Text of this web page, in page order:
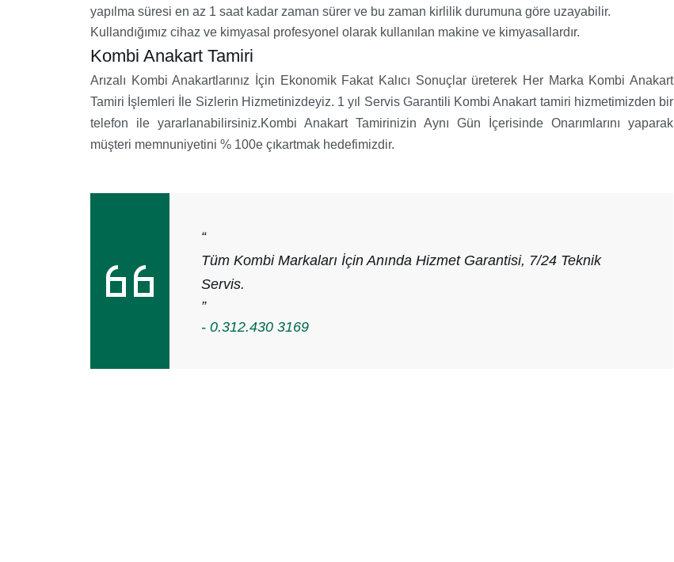
yapılma süresi en az 1 saat kadar zaman sürer ve bu zaman kirlilik durumuna göre uzayabilir.
Kullandığımız cihaz ve kimyasal profesyonel olarak kullanılan makine ve kimyasallardır.
Kombi Anakart Tamiri
Arızalı Kombi Anakartlarınız İçin Ekonomik Fakat Kalıcı Sonuçlar üreterek Her Marka Kombi Anakart
Tamiri İşlemleri İle Sizlerin Hizmetinizdeyiz. 1 yıl Servis Garantili Kombi Anakart tamiri hizmetimizden bir
telefon ile yararlanabilirsiniz.Kombi Anakart Tamirinizin Aynı Gün İçerisinde Onarımlarını yaparak
müşteri memnuniyetini % 100e çıkartmak hedefimizdir.
“
Tüm Kombi Markaları İçin Anında Hizmet Garantisi, 7/24 Teknik
Servis.
”
- 0.312.430 3169